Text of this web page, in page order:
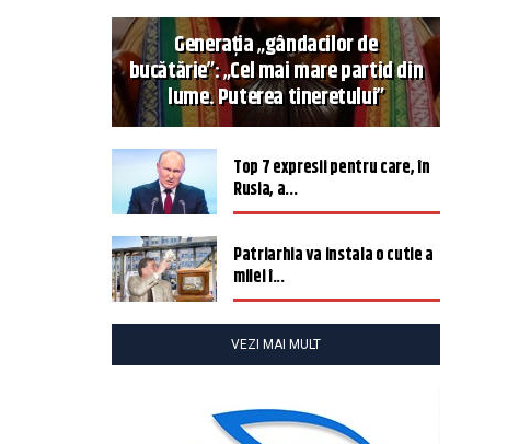
Generația „gândacilor de
bucătărie”: „Cel mai mare partid din
lume. Puterea tineretului”
Top 7 expresii pentru care, în
Rusia, a...
Patriarhia va instala o cutie a
milei î...
VEZI MAI MULT